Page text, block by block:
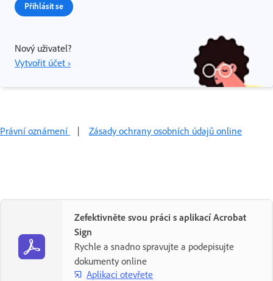
Přihlásit se
Nový uživatel?
Vytvořit účet ›
Právní oznámení | Zásady ochrany osobních údajů online
Zefektivněte svou práci s aplikací Acrobat
Sign
Rychle a snadno spravujte a podepisujte
dokumenty online
Aplikaci otevřete